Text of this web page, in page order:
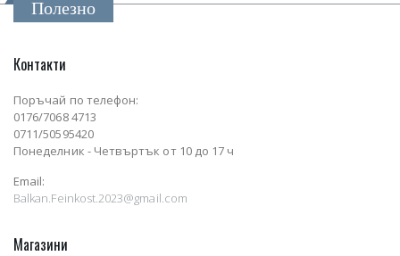
Полезно
Контакти
Поръчай по телефон:
0176/7068 4713
0711/50595420
Понеделник - Четвъртък от 10 до 17 ч
Email:
Balkan.Feinkost.2023@gmail.com
Магазини